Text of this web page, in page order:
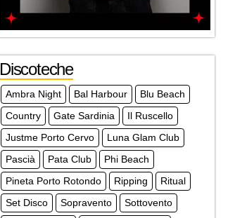
Discoteche
Ambra Night Bal Harbour
Blu Beach
Country
Gate Sardinia
Il Ruscello
Justme Porto Cervo
Luna Glam Club
Pascià
Pata Club
Phi Beach
Pineta Porto Rotondo
Ripping
Ritual
Set Disco
Sopravento
Sottovento